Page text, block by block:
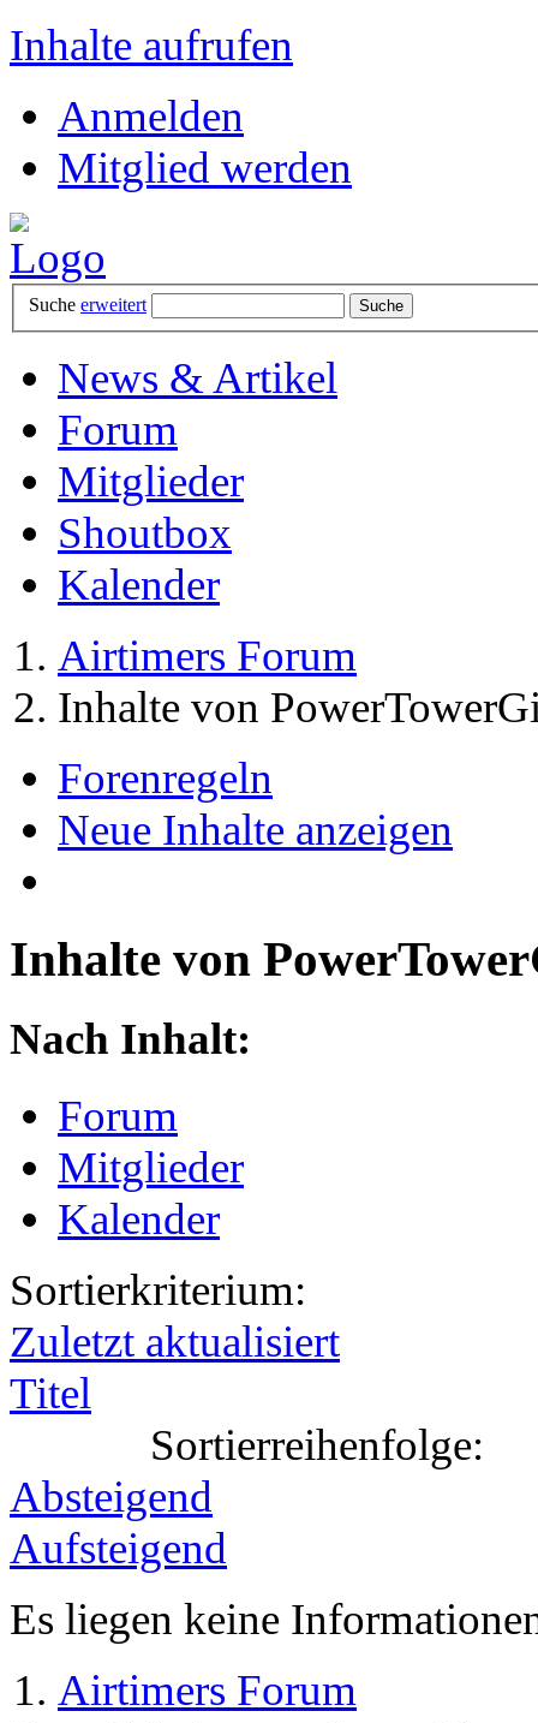
Inhalte aufrufen
Anmelden
Mitglied werden
Suche erweitert
News & Artikel
Forum
Mitglieder
Shoutbox
Kalender
Airtimers Forum
Inhalte von
Forenregeln
Neue Inhalte anzeigen
Inhalte von
Nach Inhalt:
Forum
Mitglieder
Kalender
Sortierkriterium:
Zuletzt aktualisiert
Titel
Sortierreihenfolge:
Absteigend
Aufsteigend
Es liegen keine
Airtimers Forum